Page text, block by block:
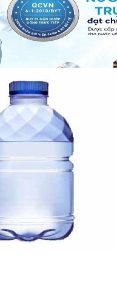
QCVN6-1:2010/BYT
ngặt về chất lượng
máy lọc nước: Quy
trực tiếp
Khỏe Nghề Nghiệp &